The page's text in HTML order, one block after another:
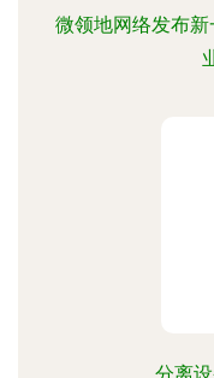
微领地网络发布